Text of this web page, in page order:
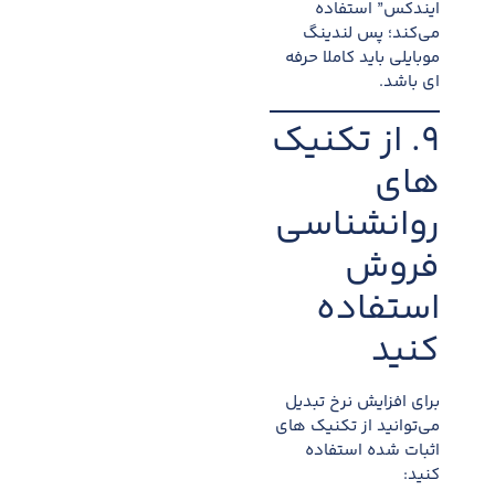
ایندکس” استفاده
می‌کند؛ پس لندینگ
موبایلی باید کاملا حرفه
ای باشد.
۹. از تکنیک
های
روانشناسی
فروش
استفاده
کنید
برای افزایش نرخ تبدیل
می‌توانید از تکنیک های
اثبات شده استفاده
کنید: